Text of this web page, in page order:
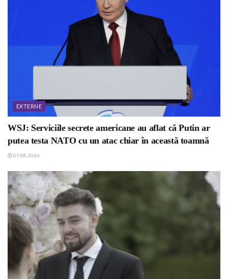
EXTERNE
WSJ: Serviciile secrete americane au aflat că Putin ar
putea testa NATO cu un atac chiar în această toamnă
07.08.2026